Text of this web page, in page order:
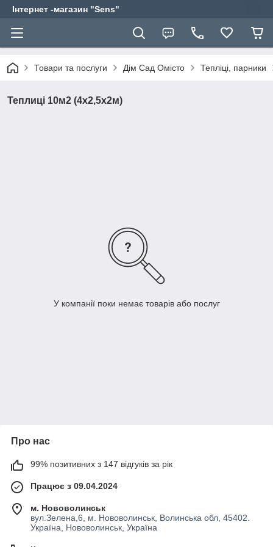
Інтернет -магазин "Sens"
Товари та послуги Дім Сад Омісто Тепліці, парники
Теплиці 10м2 (4х2,5х2м)
У компанії поки немає товарів або послуг
Про нас
99% позитивних з 147 відгуків за рік
Працює з 09.04.2024
м. Нововолинськ
вул.Зелена,6, м. Нововолинськ, Волинська обл, 45402.
Україна, Нововолинськ, Україна